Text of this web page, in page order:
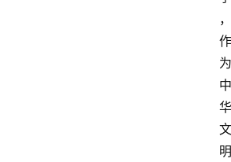
，
作
为
中
华
文
明